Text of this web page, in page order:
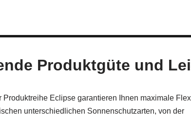
Produktgüte und
Produktreihe Eclipse garantieren Ihnen maximale
unterschiedlichen Sonnenschutzarten, von der